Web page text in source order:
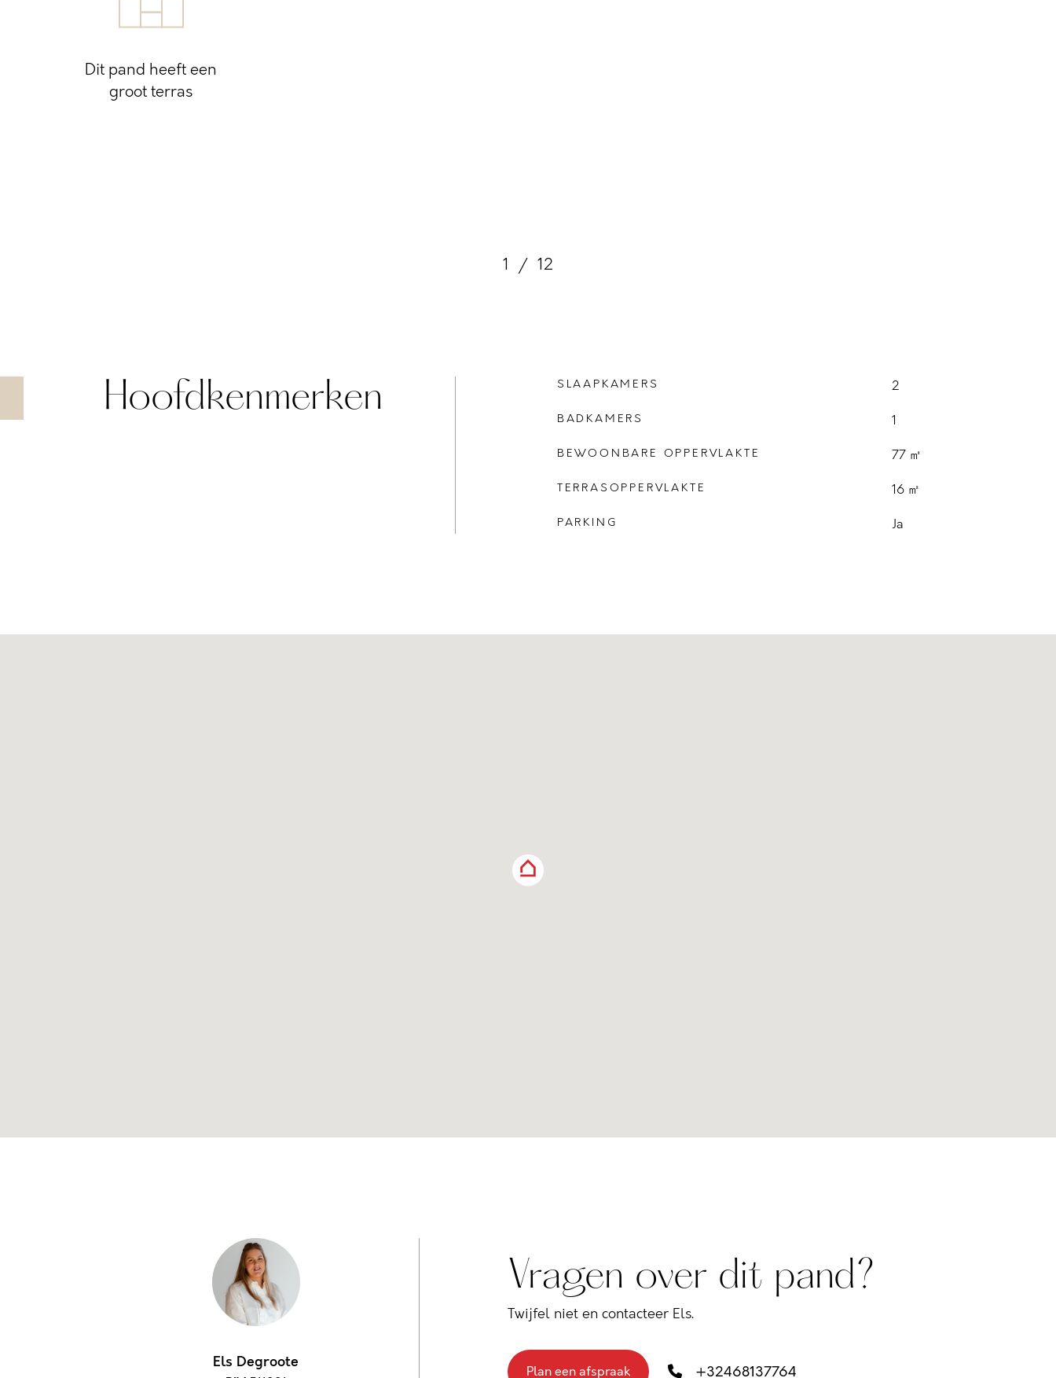
Dit pand heeft een
groot terras
1 / 12
Hoofdkenmerken SLAAPKAMERS 2
BADKAMERS 1
BEWOONBARE OPPERVLAKTE 77 ㎡
TERRASOPPERVLAKTE 16 ㎡
PARKING Ja
Els Degroote
Vragen over dit pand?
Twijfel niet en contacteer Els.
Plan een afspraak +32468137764